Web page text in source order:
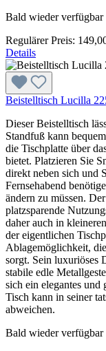
Bald wieder verfügbar
Regulärer Preis:
Details
Beistelltisch Lucilla
Dieser Beistelltisch
Standfuß kann
die Tischplatte über
bietet. Platzieren Sie
direkt neben sich und
Fernsehabend
ändern zu müssen.
platzsparende
daher auch in
der eigentlichen
Ablagemöglichkeit,
sorgt. Sein luxuriöses
stabile edle
sich ein elegantes
Tisch kann in seiner
abweichen.
Bald wieder verfügbar